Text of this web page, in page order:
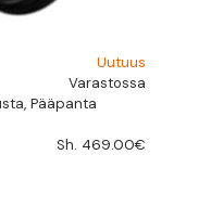
Uutuus
Varastossa
Pääpanta
Sh. 469.00€